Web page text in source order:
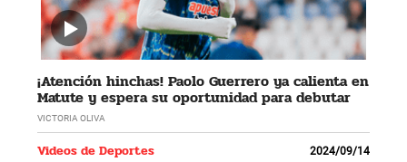
¡Atención hinchas! Paolo Guerrero ya calienta en
Matute y espera su oportunidad para debutar
VICTORIA OLIVA
Videos de Deportes 2024/09/14